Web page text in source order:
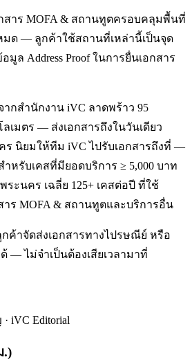
สาร MOFA & สถานทูตครอบคลุมพื้นที่
มด — ลูกค้าใช้สถานที่เหล่านี้เป็นจุด
ล Address Proof ในการยื่นเอกสาร
กสำนักงาน iVC ลาดพร้าว 95
เมตร — ส่งเอกสารถึงในวันเดียว
ร นิยมให้ทีม iVC ไปรับเอกสารถึงที่ —
ำหรับเคสที่มียอดบริการ ≥ 5,000 บาท
ระนคร เฉลี่ย 125+ เคสต่อปี ที่ใช้
าร MOFA & สถานทูตและบริการอื่น
ค้าจัดส่งเอกสารทางไปรษณีย์ หรือ
— ไม่จำเป็นต้องเสียเวลามาที่
iVC Editorial
.)